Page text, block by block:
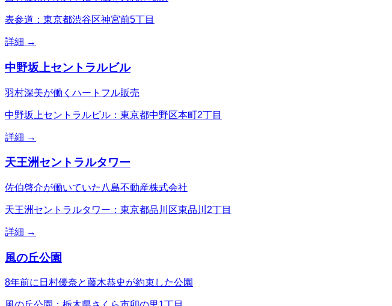
表参道：東京都渋谷区神宮前5丁目
詳細 →
中野坂上セントラルビル
羽村深美が働くハートフル販売
中野坂上セントラルビル：東京都中野区本町2丁目
詳細 →
天王洲セントラルタワー
佐伯啓介が働いていた八島不動産株式会社
天王洲セントラルタワー：東京都品川区東品川2丁目
詳細 →
風の丘公園
8年前に日村優奈と藤木恭史が約束した公園